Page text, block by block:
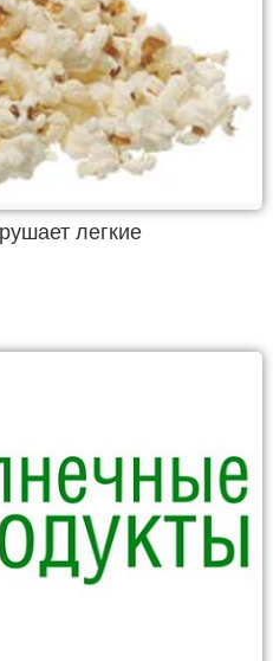
легкие